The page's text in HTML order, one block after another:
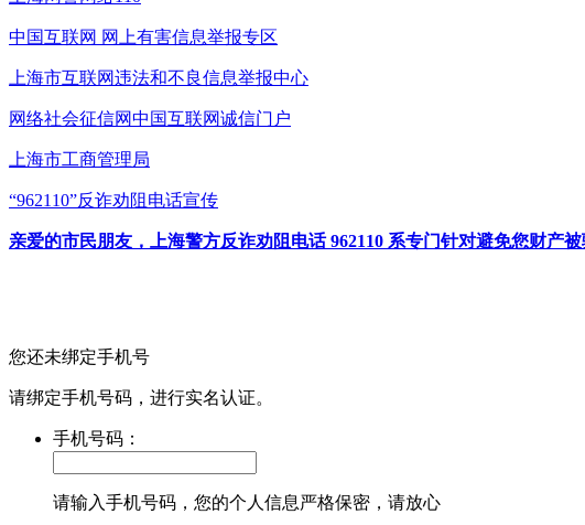
中国互联网 网上有害信息举报专区
上海市互联网违法和不良信息举报中心
网络社会征信网中国互联网诚信门户
上海市工商管理局
“962110”反诈劝阻电话宣传
亲爱的市民朋友，上海警方反诈劝阻电话 962110 系专门针对避免您财产
您还未绑定手机号
请绑定手机号码，进行实名认证。
手机号码：
请输入手机号码，您的个人信息严格保密，请放心